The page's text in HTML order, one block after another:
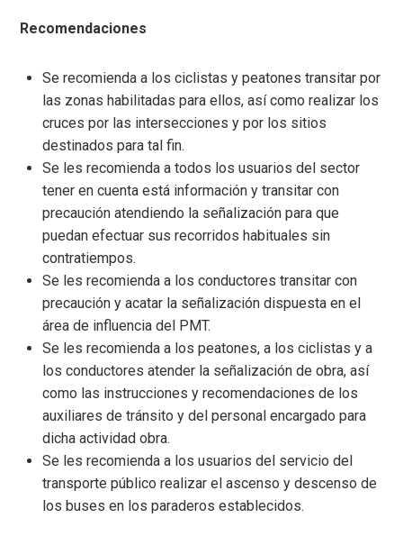
Recomendaciones
Se recomienda a los ciclistas y peatones transitar por
las zonas habilitadas para ellos, así como realizar los
cruces por las intersecciones y por los sitios
destinados para tal fin.
Se les recomienda a todos los usuarios del sector
tener en cuenta está información y transitar con
precaución atendiendo la señalización para que
puedan efectuar sus recorridos habituales sin
contratiempos.
Se les recomienda a los conductores transitar con
precaución y acatar la señalización dispuesta en el
área de influencia del PMT.
Se les recomienda a los peatones, a los ciclistas y a
los conductores atender la señalización de obra, así
como las instrucciones y recomendaciones de los
auxiliares de tránsito y del personal encargado para
dicha actividad obra.
Se les recomienda a los usuarios del servicio del
transporte público realizar el ascenso y descenso de
los buses en los paraderos establecidos.